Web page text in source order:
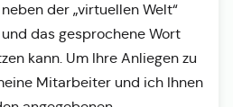
der „virtuellen Welt“
das gesprochene Wort
kann. Um Ihre Anliegen zu
Mitarbeiter und ich Ihnen